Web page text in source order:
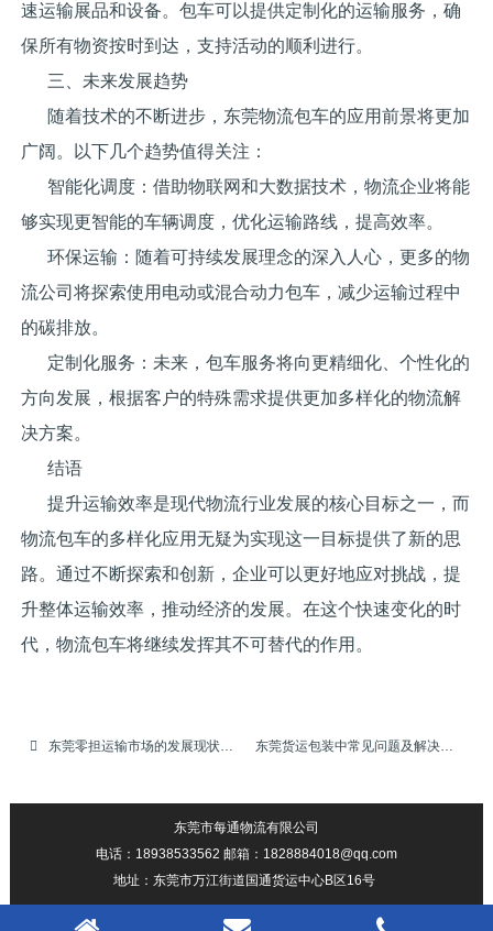
速运输展品和设备。包车可以提供定制化的运输服务，确
保所有物资按时到达，支持活动的顺利进行。
三、未来发展趋势
随着技术的不断进步，东莞物流包车的应用前景将更加
广阔。以下几个趋势值得关注：
智能化调度：借助物联网和大数据技术，物流企业将能
够实现更智能的车辆调度，优化运输路线，提高效率。
环保运输：随着可持续发展理念的深入人心，更多的物
流公司将探索使用电动或混合动力包车，减少运输过程中
的碳排放。
定制化服务：未来，包车服务将向更精细化、个性化的
方向发展，根据客户的特殊需求提供更加多样化的物流解
决方案。
结语
提升运输效率是现代物流行业发展的核心目标之一，而
物流包车的多样化应用无疑为实现这一目标提供了新的思
路。通过不断探索和创新，企业可以更好地应对挑战，提
升整体运输效率，推动经济的发展。在这个快速变化的时
代，物流包车将继续发挥其不可替代的作用。
东莞零担运输市场的发展现状与未来趋势 东莞货运包装中常见问题及解决方案
东莞市每通物流有限公司
电话：18938533562 邮箱：1828884018@qq.com
地址：东莞市万江街道国通货运中心B区16号